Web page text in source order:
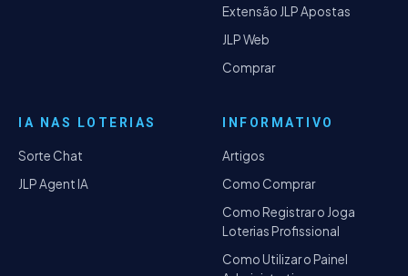
Extensão JLP Apostas
JLP Web
Comprar
IA NAS LOTERIAS
Sorte Chat
JLP Agent IA
INFORMATIVO
Artigos
Como Comprar
Como Registrar o Joga
Loterias Profissional
Como Utilizar o Painel